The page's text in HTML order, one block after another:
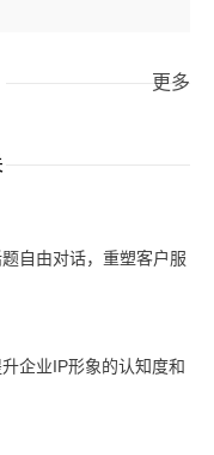
更多
自由对话，重塑客户服
企业IP形象的认知度和